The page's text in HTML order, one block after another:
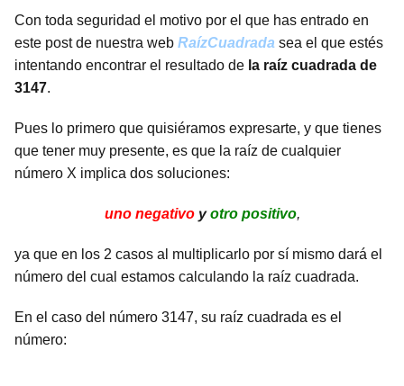
Con toda seguridad el motivo por el que has entrado en
este post de nuestra web RaízCuadrada sea el que estés
intentando encontrar el resultado de la raíz cuadrada de
3147.
Pues lo primero que quisiéramos expresarte, y que tienes
que tener muy presente, es que la raíz de cualquier
número X implica dos soluciones:
uno negativoyotro positivo,
ya que en los 2 casos al multiplicarlo por sí mismo dará el
número del cual estamos calculando la raíz cuadrada.
En el caso del número 3147, su raíz cuadrada es el
número: